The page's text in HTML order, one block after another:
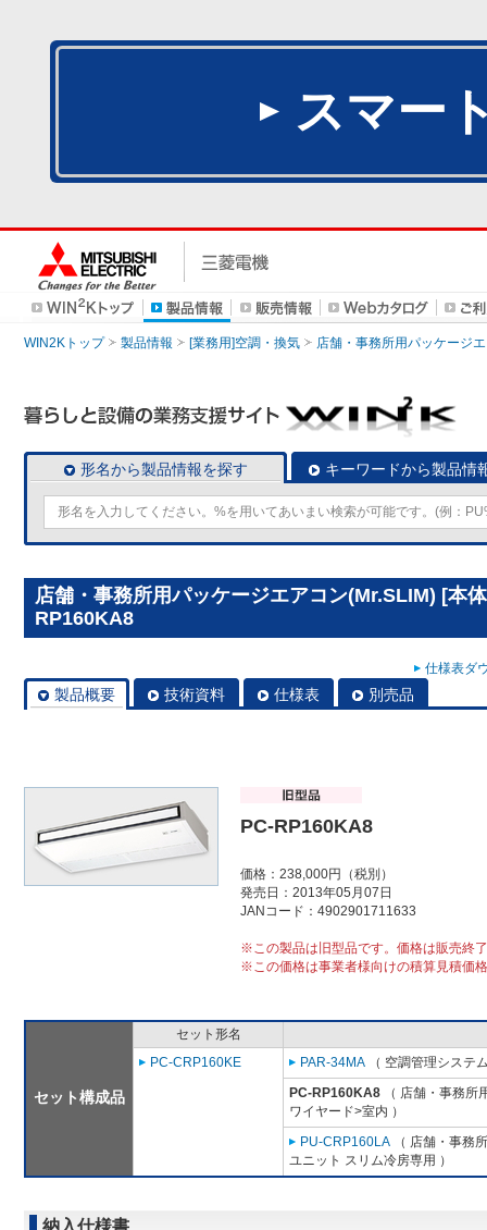
スマー
WIN2Kトップ 製品情報 [業務用]空調・換気 店舗・事務所用パッケージ
形名から製品情報を探す キーワードから製品情
店舗・事務所用パッケージエアコン(Mr.SLIM) [本
RP160KA8
仕様表ダ
製品概要 技術資料 仕様表 別売品
PC-RP160KA8
価格：238,000円（税別）
発売日：2013年05月07日
JANコード：4902901711633
※この製品は旧型品です。価格は販売終
※この価格は事業者様向けの積算見積価
セット構成品
セット形名
PC-CRP160KE
PAR-34MA （ 空調管理システ
PC-RP160KA8 （ 店舗・事務所
ワイヤード>室内 ）
PU-CRP160LA （ 店舗・事務
ユニット スリム冷房専用 ）